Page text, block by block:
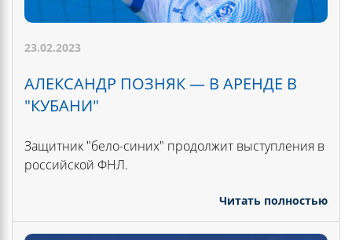
23.02.2023
АЛЕКСАНДР ПОЗНЯК — В АРЕНДЕ В
"КУБАНИ"
Защитник "бело-синих" продолжит выступления в
российской ФНЛ.
Читать полностью